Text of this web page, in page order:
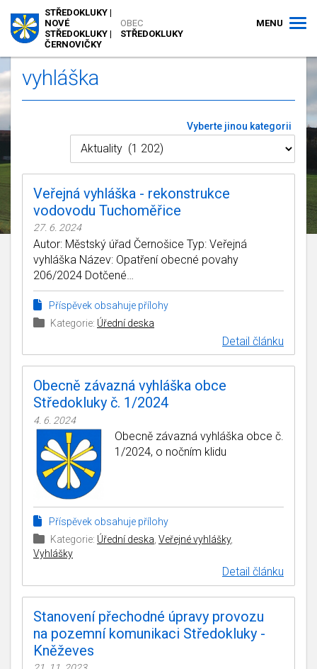
OBEC
STŘEDOKLUKY
STŘEDOKLUKY |
NOVÉ
STŘEDOKLUKY |
ČERNOVIČKY
MENU
vyhláška
Vyberte jinou kategorii
Veřejná vyhláška - rekonstrukce
vodovodu Tuchoměřice
27. 6. 2024
Autor: Městský úřad Černošice Typ: Veřejná
vyhláška Název: Opatření obecné povahy
206/2024 Dotčené…
Příspěvek obsahuje přílohy
Kategorie: Úřední deska
Detail článku
Obecně závazná vyhláška obce
Středokluky č. 1/2024
4. 6. 2024
Obecně závazná vyhláška obce č.
1/2024, o nočním klidu
Příspěvek obsahuje přílohy
Kategorie: Úřední deska, Veřejné vyhlášky,
Vyhlášky
Detail článku
Stanovení přechodné úpravy provozu
na pozemní komunikaci Středokluky -
Kněževes